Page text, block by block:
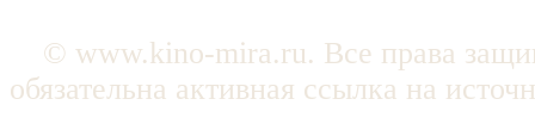
© www.kino-mira.ru. Все права
обязательна активная ссылка на